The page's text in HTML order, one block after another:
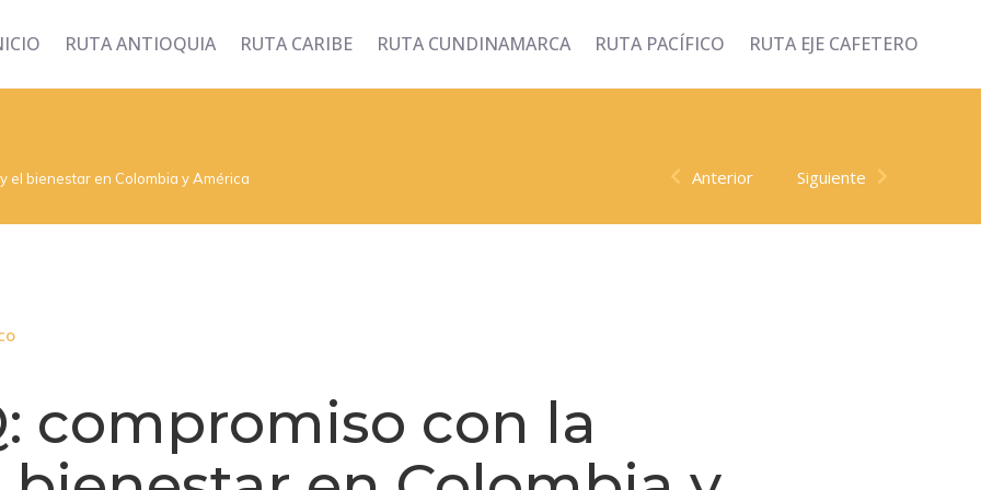
RUTA ANTIOQUIA RUTA CARIBE RUTA CUNDINAMARCA RUTA PACÍFICO RUTA EJE CAFETERO
el bienestar en Colombia y América Anterior Siguiente
compromiso con la